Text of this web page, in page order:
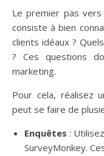
Le premier pas vers
consiste à bien
clients idéaux ?
? Ces questions
marketing.
Pour cela, réalisez
peut se faire de
Enquêtes :
SurveyMonkey.